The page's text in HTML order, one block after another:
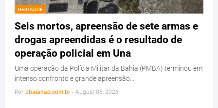
DESTAQUE
Seis mortos, apreensão de sete armas e
drogas apreendidas é o resultado de
operação policial em Una
Uma operação da Polícia Militar da Bahia (PMBA) terminou em
intenso confronto e grande apreensão…
Por obaianao.com.br - August 05, 2026